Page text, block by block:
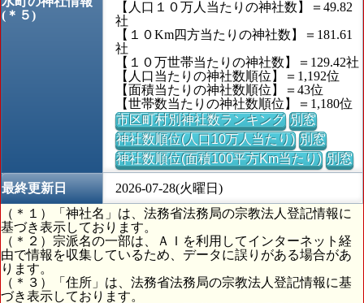
(＊５)
【人口１０万人当たりの神社数】＝49.82
社
【１０Km四方当たりの神社数】＝181.61
社
【１０万世帯当たりの神社数】＝129.42社
【人口当たりの神社数順位】＝1,192位
【面積当たりの神社数順位】＝43位
【世帯数当たりの神社数順位】＝1,180位
市区町村別神社数ランキング 別窓
神社数順位(人口10万人当たり) 別窓
神社数順位(面積100平方Km当たり) 別窓
最終更新日
2026-07-28(火曜日)
（＊１）「神社名」は、法務省法務局の宗教法人登記情報に
基づき表示しております。
（＊２）宗派名の一部は、ＡＩを利用してインターネット経
由で情報を収集しているため、データに誤りがある場合があ
ります。
（＊３）「住所」は、法務省法務局の宗教法人登記情報に基
づき表示しております。